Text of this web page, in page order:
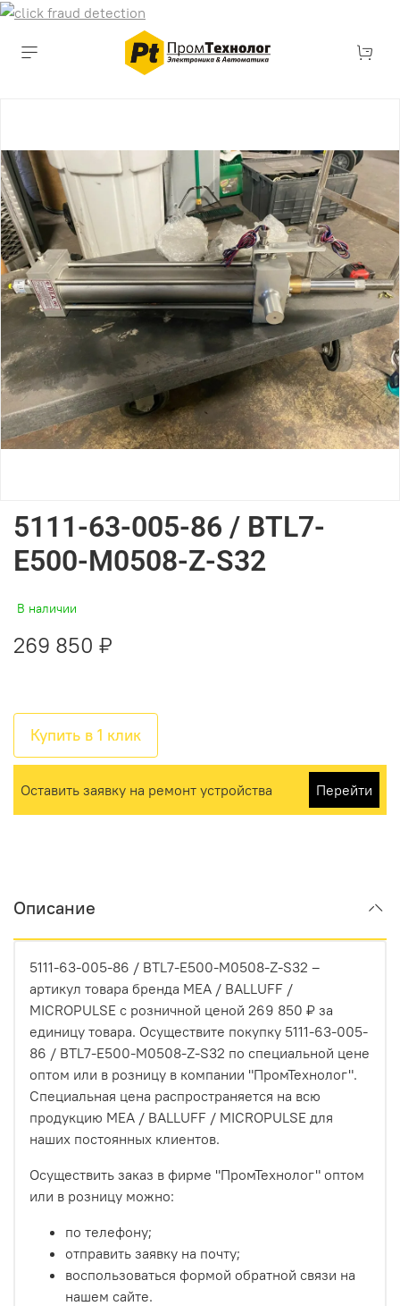
5111-63-005-86 / BTL7-
E500-M0508-Z-S32
В наличии
269 850 ₽
Купить в 1 клик
Оставить заявку на ремонт устройства Перейти
Описание
5111-63-005-86 / BTL7-E500-M0508-Z-S32 –
артикул товара бренда MEA / BALLUFF /
MICROPULSE с розничной ценой 269 850 ₽ за
единицу товара. Осуществите покупку 5111-63-005-
86 / BTL7-E500-M0508-Z-S32 по специальной цене
оптом или в розницу в компании "ПромТехнолог".
Специальная цена распространяется на всю
продукцию MEA / BALLUFF / MICROPULSE для
наших постоянных клиентов.
Осуществить заказ в фирме "ПромТехнолог" оптом
или в розницу можно:
по телефону;
отправить заявку на почту;
воспользоваться формой обратной связи на
нашем сайте.